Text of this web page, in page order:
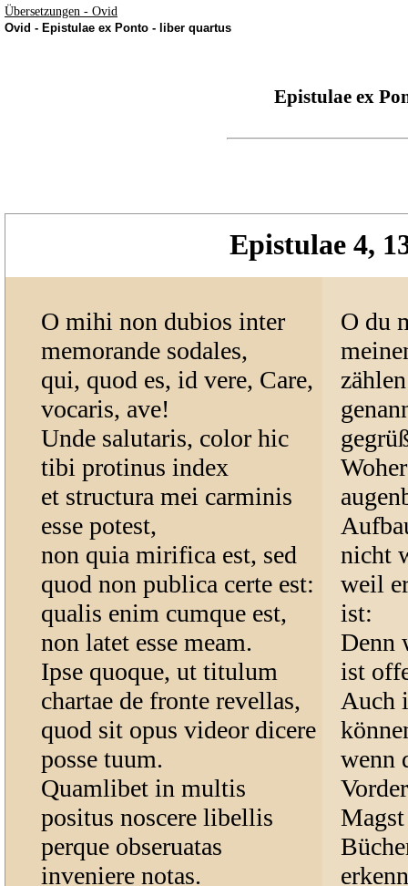
Übersetzungen - Ovid
Ovid - Epistulae ex Ponto - liber quartus
Epistulae ex
Epistulae 4,
O mihi non dubios inter
memorande sodales,
qui, quod es, id vere, Care,
vocaris, ave!
Unde salutaris, color hic
tibi protinus index
et structura mei carminis
esse potest,
non quia mirifica est, sed
quod non publica certe est:
qualis enim cumque est,
non latet esse meam.
Ipse quoque, ut titulum
chartae de fronte revellas,
quod sit opus videor dicere
posse tuum.
Quamlibet in multis
positus noscere libellis
perque obseruatas
inveniere notas.
O du
nicht
weil
ist:
Denn
ist
Auch
wenn